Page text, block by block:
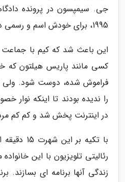
جی. سیمپسون در پرونده
1995، برای خودش اسم و رسمی دست و پا کرد.
این باعث شد که کیم با جماعت
کسی مانند پاریس هیلتون که
را ندیده بودند تا اینکه نوار
در اینترنت پخش شد و کم کم
با تکیه
رئالیتی تلویزیون با این
زندگی آنها برنامه ای بسازند.